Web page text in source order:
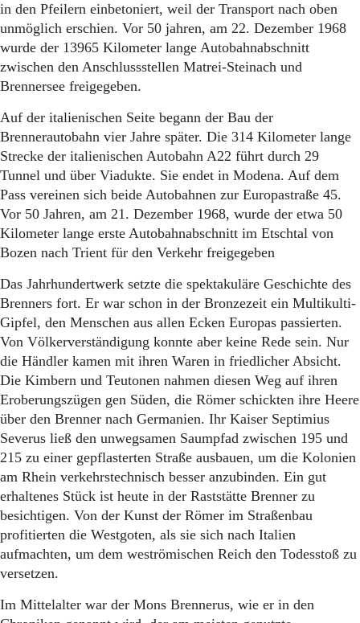
in den Pfeilern einbetoniert, weil der Transport nach oben
unmöglich erschien. Vor 50 jahren, am 22. Dezember 1968
wurde der 13965 Kilometer lange Autobahnabschnitt
zwischen den Anschlussstellen Matrei-Steinach und
Brennersee freigegeben.
Auf der italienischen Seite begann der Bau der
Brennerautobahn vier Jahre später. Die 314 Kilometer lange
Strecke der italienischen Autobahn A22 führt durch 29
Tunnel und über Viadukte. Sie endet in Modena. Auf dem
Pass vereinen sich beide Autobahnen zur Europastraße 45.
Vor 50 Jahren, am 21. Dezember 1968, wurde der etwa 50
Kilometer lange erste Autobahnabschnitt im Etschtal von
Bozen nach Trient für den Verkehr freigegeben
Das Jahrhundertwerk setzte die spektakuläre Geschichte des
Brenners fort. Er war schon in der Bronzezeit ein Multikulti-
Gipfel, den Menschen aus allen Ecken Europas passierten.
Von Völkerverständigung konnte aber keine Rede sein. Nur
die Händler kamen mit ihren Waren in friedlicher Absicht.
Die Kimbern und Teutonen nahmen diesen Weg auf ihren
Eroberungszügen gen Süden, die Römer schick­ten ihre Heere
über den Brenner nach Germanien. Ihr Kaiser Septimius
Severus ließ den unwegsamen Saumpfad zwischen 195 und
215 zu einer gepflasterten Straße ausbauen, um die Kolonien
am Rhein verkehrstechnisch besser anzubinden. Ein gut
erhaltenes Stück ist heute in der Raststätte Brenner zu
besichtigen. Von der Kunst der Römer im Straßenbau
profitierten die Westgoten, als sie sich nach Italien
aufmachten, um dem weströmischen Reich den Todesstoß zu
versetzen.
Im Mittelalter war der Mons Brennerus, wie er in den